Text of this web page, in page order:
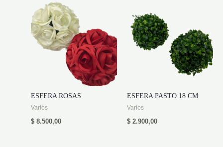
ESFERA ROSAS
Varios
$ 8.500,00
ESFERA PASTO 18 CM
Varios
$ 2.900,00